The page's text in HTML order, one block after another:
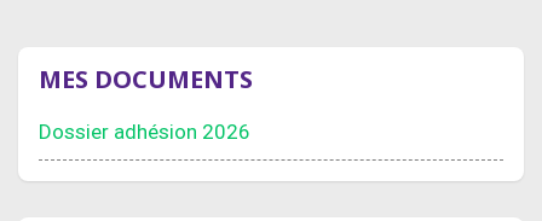
MES DOCUMENTS
Dossier adhésion 2026